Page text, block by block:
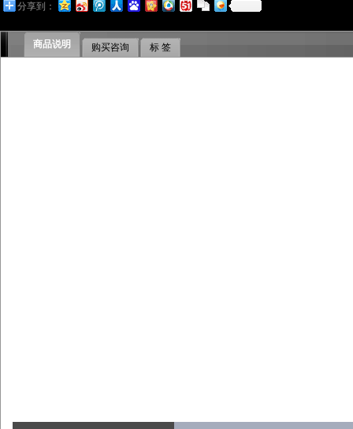
分享到：
商品说明 购买咨询 标 签